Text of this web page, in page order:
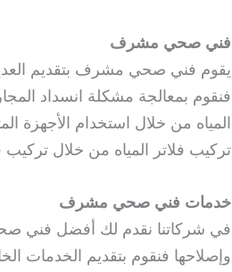
فني صحي مشرف
يقوم فني صحي مشرف بتقديم
فنقوم بمعالجة مشكلة انسداد
المياه من خلال استخدام الأجهزة
تركيب فلاتر المياه من خلال تركيب
خدمات فني صحي مشرف
في شركاتنا نقدم لك أفضل فني
وإصلاحها فنقوم بتقديم الخدمات